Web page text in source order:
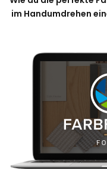
im Handumdrehen